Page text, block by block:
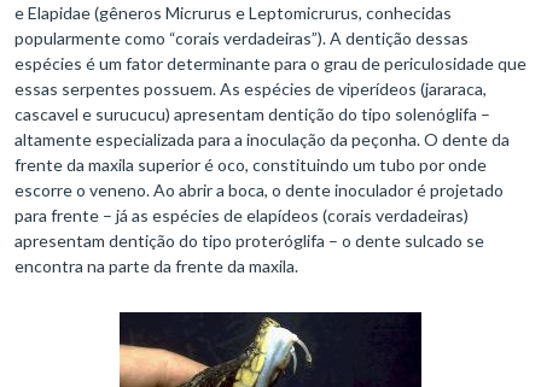
e Elapidae (gêneros Micrurus e Leptomicrurus, conhecidas
popularmente como “corais verdadeiras”). A dentição dessas
espécies é um fator determinante para o grau de periculosidade que
essas serpentes possuem. As espécies de viperídeos (jararaca,
cascavel e surucucu) apresentam dentição do tipo solenóglifa –
altamente especializada para a inoculação da peçonha. O dente da
frente da maxila superior é oco, constituindo um tubo por onde
escorre o veneno. Ao abrir a boca, o dente inoculador é projetado
para frente – já as espécies de elapídeos (corais verdadeiras)
apresentam dentição do tipo proteróglifa – o dente sulcado se
encontra na parte da frente da maxila.